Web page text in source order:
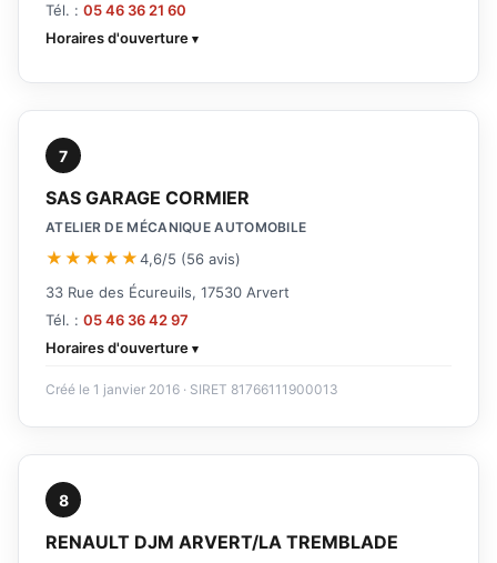
Tél. : 05 46 36 21 60
Horaires d'ouverture
7
SAS GARAGE CORMIER
ATELIER DE MÉCANIQUE AUTOMOBILE
★★★★★4,6/5 (56 avis)
33 Rue des Écureuils, 17530 Arvert
Tél. : 05 46 36 42 97
Horaires d'ouverture
Créé le 1 janvier 2016 · SIRET 81766111900013
8
RENAULT DJM ARVERT/LA TREMBLADE